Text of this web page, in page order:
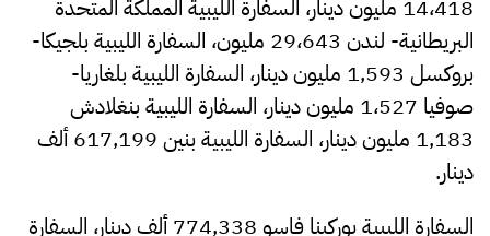
14،418 مليون دينار، السفارة الليبية المملكة المتحدة
البريطانية- لندن 29،643 مليون، السفارة الليبية بلجيكا-
بروكسل 1,593 مليون دينار، السفارة الليبية بلغاريا-
صوفيا 1،527 مليون دينار، السفارة الليبية بنغلادش
1,183 مليون دينار، السفارة الليبية بنين 617,199 ألف
دينار.
السفارة الليبية بوركينا فاسو 774,338 ألف دينار، السفارة